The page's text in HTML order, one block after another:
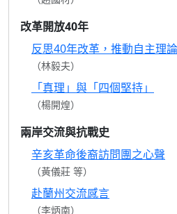
改革開放40年
反思40年改革，推動自主理
（林毅夫）
「真理」與「四個堅持」
（楊開煌）
兩岸交流與抗戰史
辛亥革命後裔訪問團之心聲
（黃儀莊 等）
赴蘭州交流感言
（李炳南）